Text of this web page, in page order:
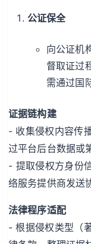
公证保全
向公证机
督取证过
需通过国
证据链构建
- 收集侵权内容传
过平台后台数据或
- 提取侵权方身份
络服务提供商发送
法律程序适配
- 根据侵权类型（